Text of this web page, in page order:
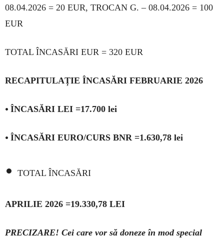
08.04.2026 = 20 EUR, TROCAN G. – 08.04.2026 = 100
EUR
TOTAL ÎNCASĂRI EUR = 320 EUR
RECAPITULAȚIE ÎNCASĂRI FEBRUARIE 2026
• ÎNCASĂRI LEI =17.700 lei
• ÎNCASĂRI EURO/CURS BNR =1.630,78 lei
• TOTAL ÎNCASĂRI
APRILIE 2026 =19.330,78 LEI
PRECIZARE! Cei care vor să doneze în mod spe­cial